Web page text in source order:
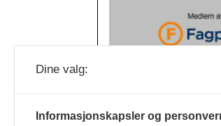
Dine valg:
Informasjonskapsler og